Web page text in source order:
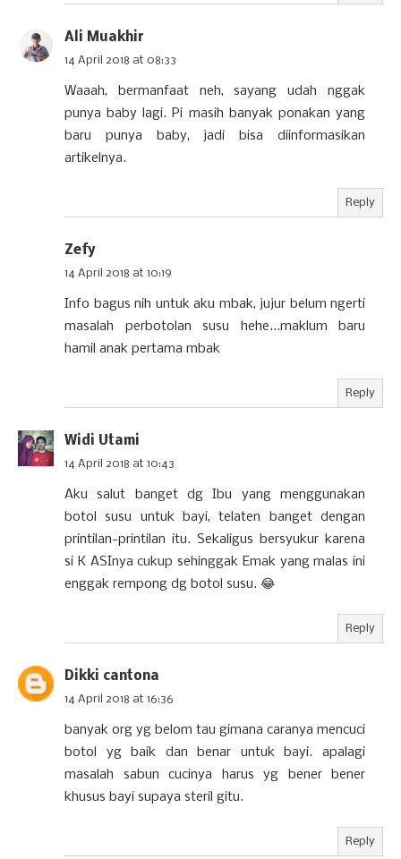
Ali Muakhir
14 April 2018 at 08:33
Waaah, bermanfaat neh, sayang udah nggak
punya baby lagi. Pi masih banyak ponakan yang
baru punya baby, jadi bisa diinformasikan
artikelnya.
Reply
Zefy
14 April 2018 at 10:19
Info bagus nih untuk aku mbak, jujur belum ngerti
masalah perbotolan susu hehe...maklum baru
hamil anak pertama mbak
Reply
Widi Utami
14 April 2018 at 10:43
Aku salut banget dg Ibu yang menggunakan
botol susu untuk bayi, telaten banget dengan
printilan-printilan itu. Sekaligus bersyukur karena
si K ASInya cukup sehinggak Emak yang malas ini
enggak rempong dg botol susu. 😂
Reply
Dikki cantona
14 April 2018 at 16:36
banyak org yg belom tau gimana caranya mencuci
botol yg baik dan benar untuk bayi. apalagi
masalah sabun cucinya harus yg bener bener
khusus bayi supaya steril gitu.
Reply